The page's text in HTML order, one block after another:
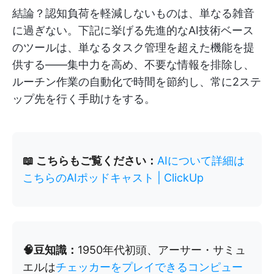
結論？認知負荷を軽減しないものは、単なる雑音
に過ぎない。下記に挙げる先進的なAI技術ベース
のツールは、単なるタスク管理を超えた機能を提
供する——集中力を高め、不要な情報を排除し、
ルーチン作業の自動化で時間を節約し、常に2ステ
ップ先を行く手助けをする。
📖 こちらもご覧ください： AIについて詳細は
こちらのAIポッドキャスト | ClickUp
🧠豆知識： 1950年代初頭、アーサー・サミュ
エルはチェッカーをプレイできるコンピュー